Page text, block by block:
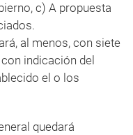
c) A propuesta
al menos, con siete
indicación del
el o los
quedará